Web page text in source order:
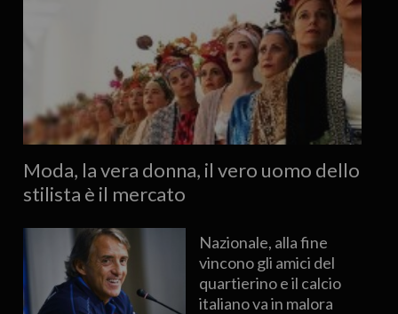
Moda, la vera donna, il vero uomo dello
stilista è il mercato
Nazionale, alla fine
vincono gli amici del
quartierino e il calcio
italiano va in malora